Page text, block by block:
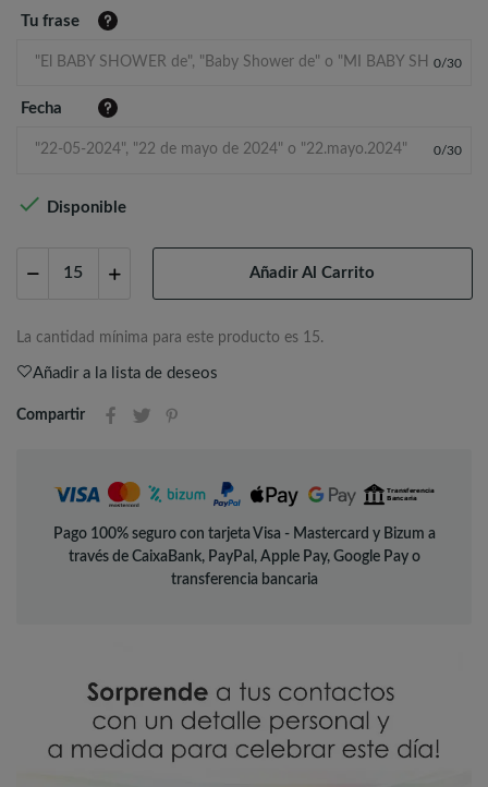
Tu frase
0/30
Fecha
0/30
 Disponible
Añadir Al Carrito
La cantidad mínima para este producto es 15.
Añadir a la lista de deseos
Compartir
Pago 100% seguro con tarjeta Visa - Mastercard y Bizum a
través de CaixaBank, PayPal, Apple Pay, Google Pay o
transferencia bancaria